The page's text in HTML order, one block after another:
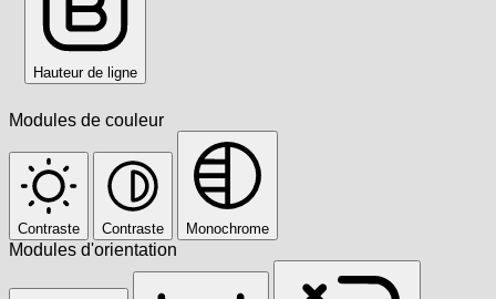
Hauteur de ligne
Modules de couleur
Contraste Contraste Monochrome
Modules d'orientation